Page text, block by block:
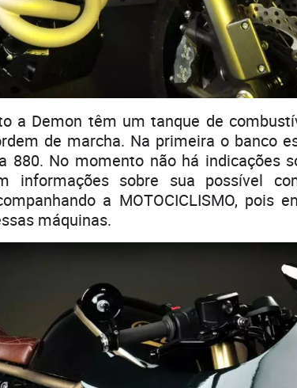
a Demon têm um tanque de
de marcha. Na primeira o banco
880. No momento não há indicações
informações sobre sua possível
a MOTOCICLISMO, pois
máquinas.